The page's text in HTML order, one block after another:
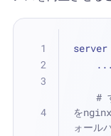
    ...
#
を
ォール